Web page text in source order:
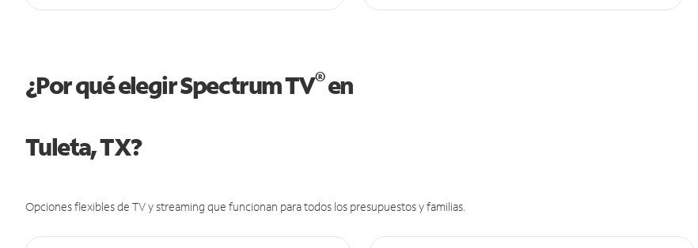
¿Por qué elegir Spectrum TV®en
Tuleta, TX?
Opciones flexibles de TV y streaming que funcionan para todos los presupuestos y familias.